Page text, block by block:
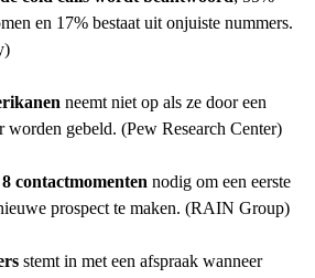
en 17% bestaat uit onjuiste nummers.
neemt niet op als ze door een
worden gebeld. (Pew Research Center)
8 contactmomenten nodig om een eerste
prospect te maken. (RAIN Group)
stemt in met een afspraak wanneer